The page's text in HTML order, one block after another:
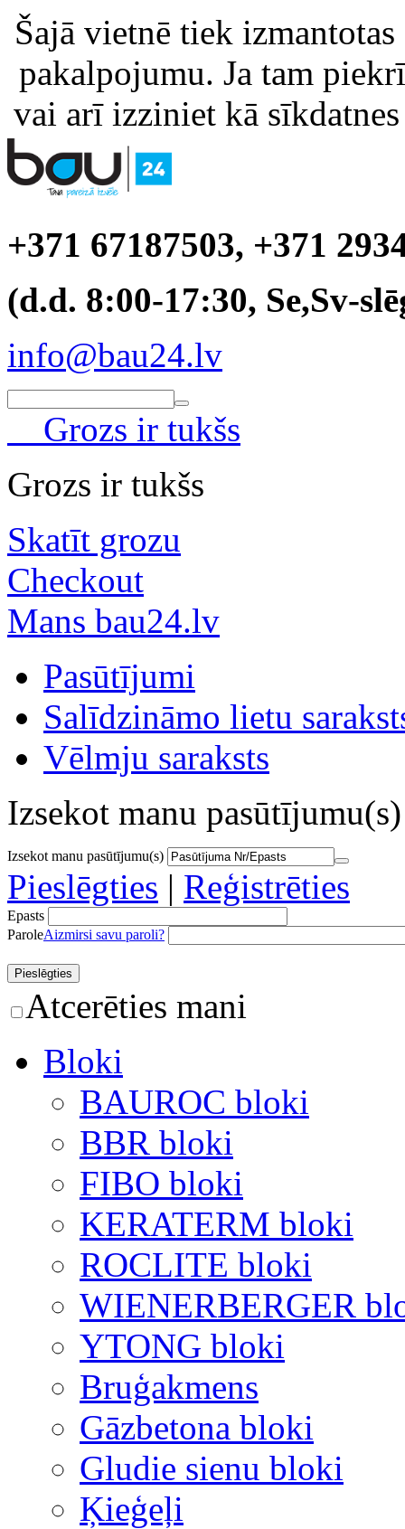
Šajā vietnē tiek
pakalpojumu. Ja tam
vai arī izziniet kā
+371 67187503, +371
(d.d. 8:00-17:30, Se,Sv-
info@bau24.lv
Grozs ir tukšs
Grozs ir tukšs
Skatīt grozu
Checkout
Mans bau24.lv
Pasūtījumi
Salīdzināmo lietu
Vēlmju saraksts
Izsekot manu pasūtījumu(s)
Izsekot manu pasūtījumu(s)
Pieslēgties | Reģistrēties
Epasts
ParoleAizmirsi savu paroli?
Atcerēties mani
Bloki
BAUROC bloki
BBR bloki
FIBO bloki
KERATERM bloki
ROCLITE bloki
WIENERBERGER
YTONG bloki
Bruģakmens
Gāzbetona bloki
Gludie sienu bloki
Ķieģeļi